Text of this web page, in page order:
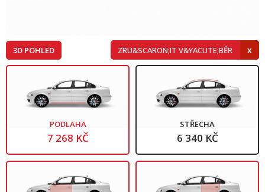
ZRU&SCARON;IT V&YACUTE;BĚR
3D POHLED
PODLAHA
7 268 KČ
STŘECHA
6 340 KČ